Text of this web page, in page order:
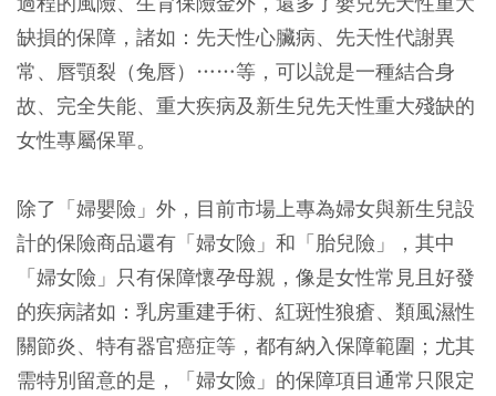
缺損的保障，諸如：先天性心臟病、先天性代謝異
常、唇顎裂（兔唇）……等，可以說是一種結合身
故、完全失能、重大疾病及新生兒先天性重大殘缺的
女性專屬保單。
除了「婦嬰險」外，目前市場上專為婦女與新生兒設
計的保險商品還有「婦女險」和「胎兒險」，其中
「婦女險」只有保障懷孕母親，像是女性常見且好發
的疾病諸如：乳房重建手術、紅斑性狼瘡、類風濕性
關節炎、特有器官癌症等，都有納入保障範圍；尤其
需特別留意的是，「婦女險」的保障項目通常只限定